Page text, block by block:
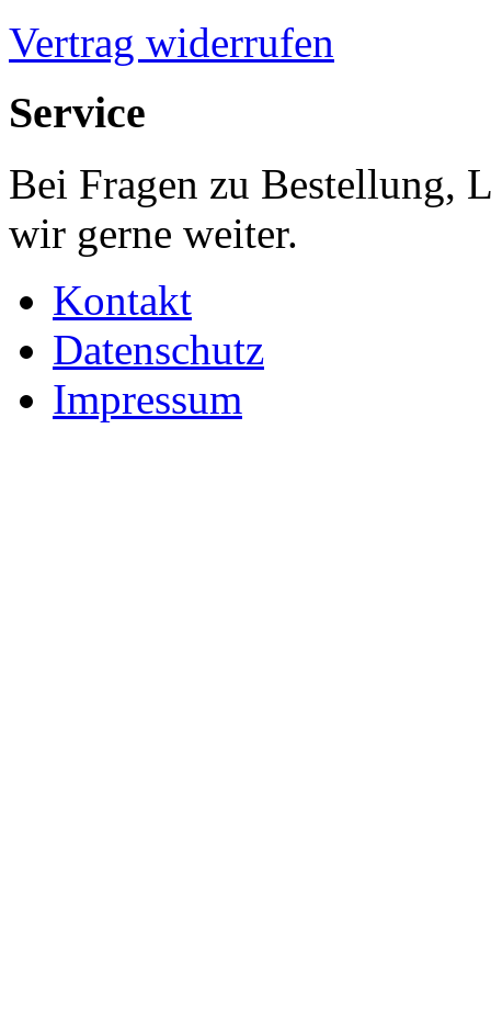
Vertrag widerrufen
Service
Bei Fragen zu Bestellung,
wir gerne weiter.
Kontakt
Datenschutz
Impressum